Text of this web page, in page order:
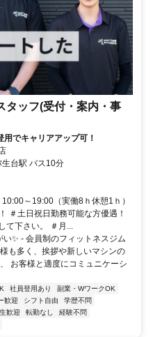
タッフ(受付・案内・事
でキャリアアップ可！
台駅 バス10分
～19:00（実働8ｈ休憩1ｈ）
＃土日祝日勤務可能な方優遇！
て下さい。 ＃月...
✨ - 会員制のフィットネスジム
も多く、挨拶や新しいマシンの
お客様と適度にコミュニケーシ
社員登用あり
副業・WワークOK
歓迎 シフト自由
学歴不問
歓迎 転勤なし
経験不問